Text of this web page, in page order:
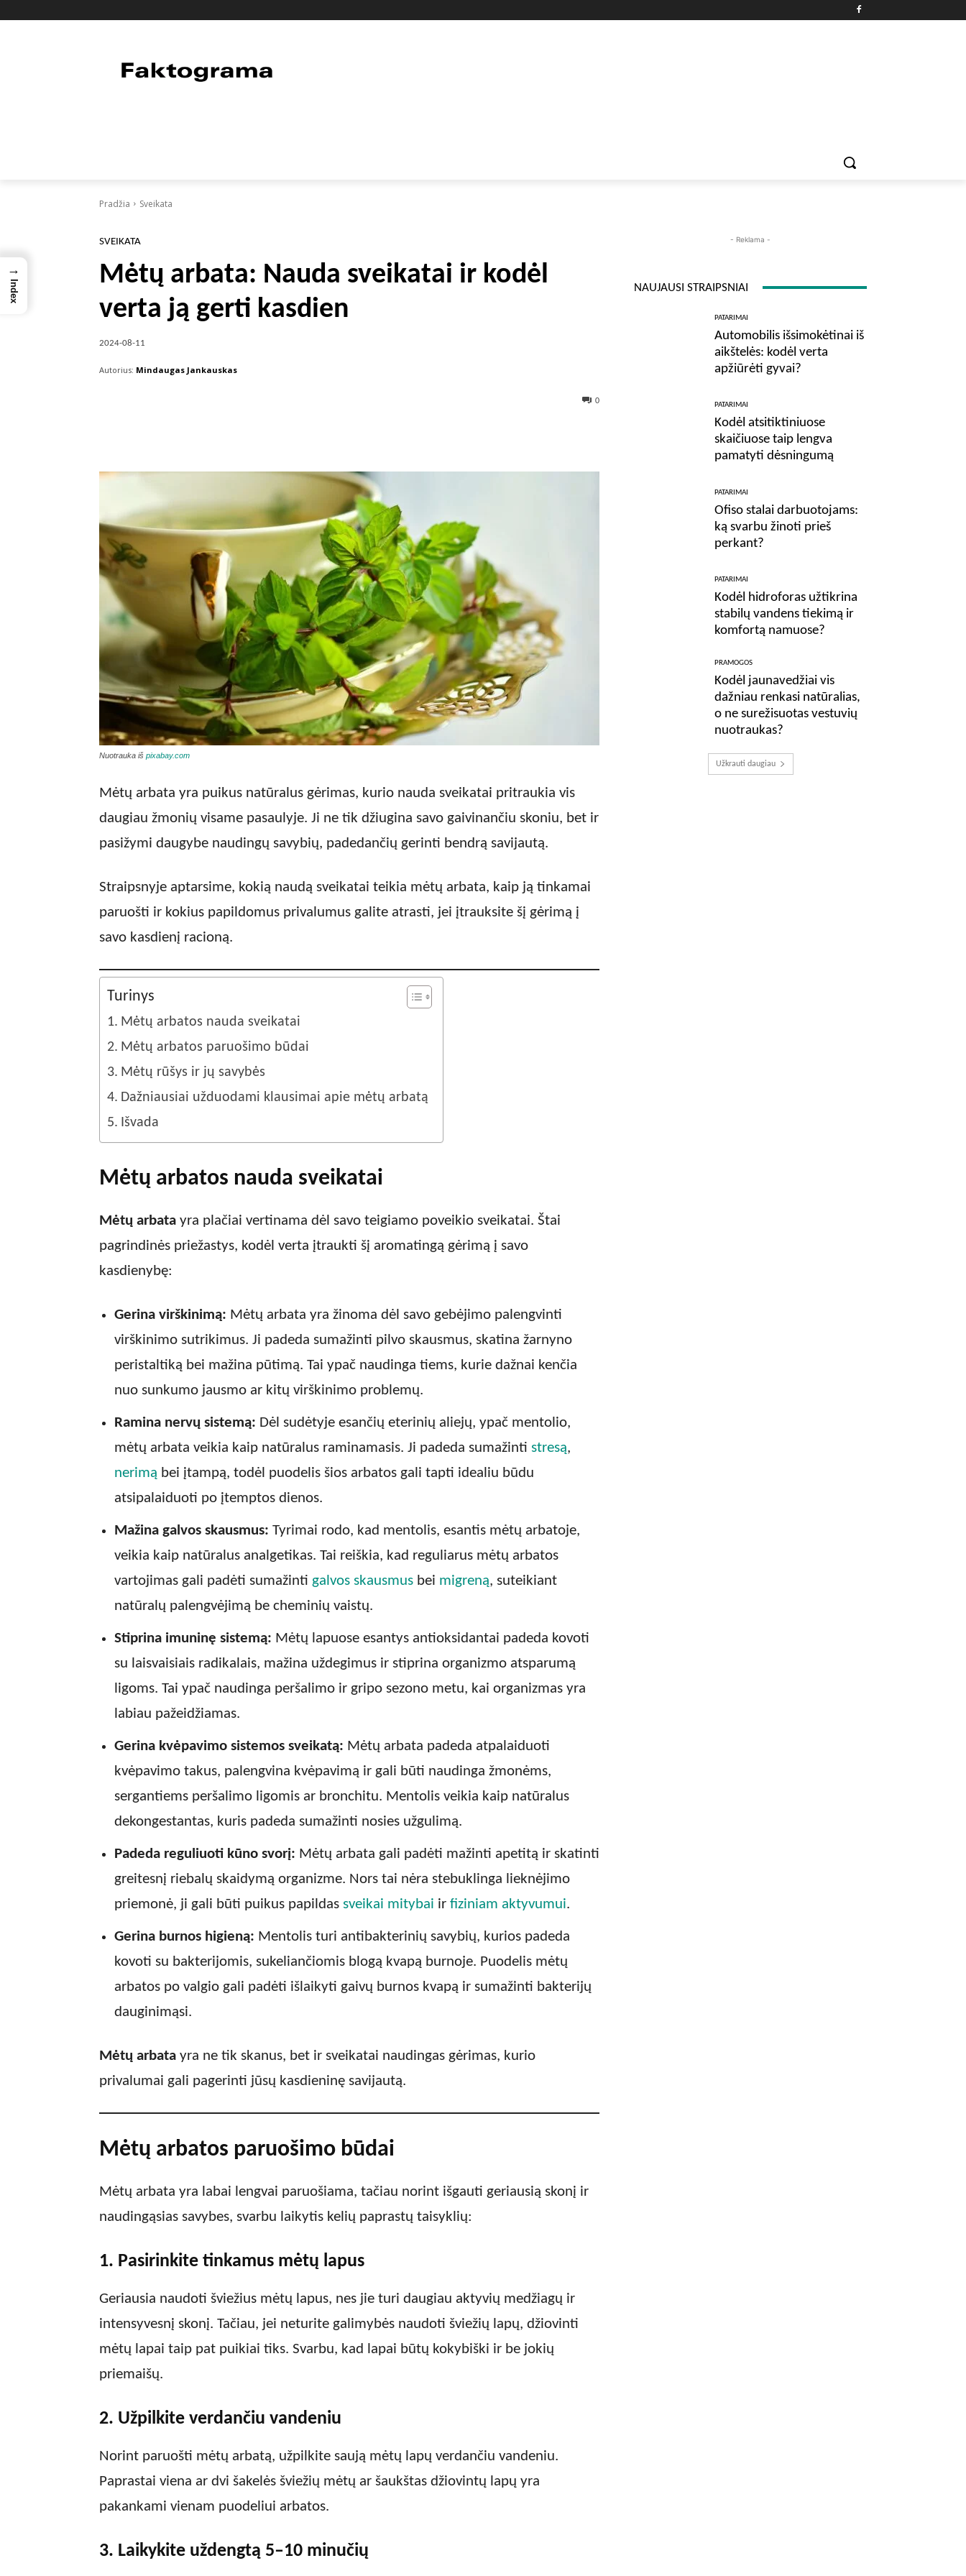
Pradžia Sveikata
SVEIKATA
Mėtų arbata: Nauda sveikatai ir kodėl
verta ją gerti kasdien
2024-08-11
Autorius: Mindaugas Jankauskas
0
Nuotrauka iš pixabay.com
Mėtų arbata yra puikus natūralus gėrimas, kurio nauda sveikatai pritraukia vis
daugiau žmonių visame pasaulyje. Ji ne tik džiugina savo gaivinančiu skoniu, bet ir
pasižymi daugybe naudingų savybių, padedančių gerinti bendrą savijautą.
Straipsnyje aptarsime, kokią naudą sveikatai teikia mėtų arbata, kaip ją tinkamai
paruošti ir kokius papildomus privalumus galite atrasti, jei įtrauksite šį gėrimą į
savo kasdienį racioną.
Turinys
Mėtų arbatos nauda sveikatai
Mėtų arbatos paruošimo būdai
Mėtų rūšys ir jų savybės
Dažniausiai užduodami klausimai apie mėtų arbatą
Išvada
Mėtų arbatos nauda sveikatai
Mėtų arbata yra plačiai vertinama dėl savo teigiamo poveikio sveikatai. Štai
pagrindinės priežastys, kodėl verta įtraukti šį aromatingą gėrimą į savo
kasdienybę:
Gerina virškinimą: Mėtų arbata yra žinoma dėl savo gebėjimo palengvinti
virškinimo sutrikimus. Ji padeda sumažinti pilvo skausmus, skatina žarnyno
peristaltiką bei mažina pūtimą. Tai ypač naudinga tiems, kurie dažnai kenčia
nuo sunkumo jausmo ar kitų virškinimo problemų.
Ramina nervų sistemą: Dėl sudėtyje esančių eterinių aliejų, ypač mentolio,
mėtų arbata veikia kaip natūralus raminamasis. Ji padeda sumažinti stresą,
nerimą bei įtampą, todėl puodelis šios arbatos gali tapti idealiu būdu
atsipalaiduoti po įtemptos dienos.
Mažina galvos skausmus: Tyrimai rodo, kad mentolis, esantis mėtų arbatoje,
veikia kaip natūralus analgetikas. Tai reiškia, kad reguliarus mėtų arbatos
vartojimas gali padėti sumažinti galvos skausmus bei migreną, suteikiant
natūralų palengvėjimą be cheminių vaistų.
Stiprina imuninę sistemą: Mėtų lapuose esantys antioksidantai padeda kovoti
su laisvaisiais radikalais, mažina uždegimus ir stiprina organizmo atsparumą
ligoms. Tai ypač naudinga peršalimo ir gripo sezono metu, kai organizmas yra
labiau pažeidžiamas.
Gerina kvėpavimo sistemos sveikatą: Mėtų arbata padeda atpalaiduoti
kvėpavimo takus, palengvina kvėpavimą ir gali būti naudinga žmonėms,
sergantiems peršalimo ligomis ar bronchitu. Mentolis veikia kaip natūralus
dekongestantas, kuris padeda sumažinti nosies užgulimą.
Padeda reguliuoti kūno svorį: Mėtų arbata gali padėti mažinti apetitą ir skatinti
greitesnį riebalų skaidymą organizme. Nors tai nėra stebuklinga lieknėjimo
priemonė, ji gali būti puikus papildas sveikai mitybai ir fiziniam aktyvumui.
Gerina burnos higieną: Mentolis turi antibakterinių savybių, kurios padeda
kovoti su bakterijomis, sukeliančiomis blogą kvapą burnoje. Puodelis mėtų
arbatos po valgio gali padėti išlaikyti gaivų burnos kvapą ir sumažinti bakterijų
dauginimąsi.
Mėtų arbata yra ne tik skanus, bet ir sveikatai naudingas gėrimas, kurio
privalumai gali pagerinti jūsų kasdieninę savijautą.
Mėtų arbatos paruošimo būdai
Mėtų arbata yra labai lengvai paruošiama, tačiau norint išgauti geriausią skonį ir
naudingąsias savybes, svarbu laikytis kelių paprastų taisyklių:
1. Pasirinkite tinkamus mėtų lapus
Geriausia naudoti šviežius mėtų lapus, nes jie turi daugiau aktyvių medžiagų ir
intensyvesnį skonį. Tačiau, jei neturite galimybės naudoti šviežių lapų, džiovinti
mėtų lapai taip pat puikiai tiks. Svarbu, kad lapai būtų kokybiški ir be jokių
priemaišų.
2. Užpilkite verdančiu vandeniu
Norint paruošti mėtų arbatą, užpilkite saują mėtų lapų verdančiu vandeniu.
Paprastai viena ar dvi šakelės šviežių mėtų ar šaukštas džiovintų lapų yra
pakankami vienam puodeliui arbatos.
3. Laikykite uždengtą 5–10 minučių
- Reklama -
NAUJAUSI STRAIPSNIAI
PATARIMAI
Automobilis išsimokėtinai iš
aikštelės: kodėl verta
apžiūrėti gyvai?
PATARIMAI
Kodėl atsitiktiniuose
skaičiuose taip lengva
pamatyti dėsningumą
PATARIMAI
Ofiso stalai darbuotojams:
ką svarbu žinoti prieš
perkant?
PATARIMAI
Kodėl hidroforas užtikrina
stabilų vandens tiekimą ir
komfortą namuose?
PRAMOGOS
Kodėl jaunavedžiai vis
dažniau renkasi natūralias,
o ne surežisuotas vestuvių
nuotraukas?
Užkrauti daugiau
→
Index